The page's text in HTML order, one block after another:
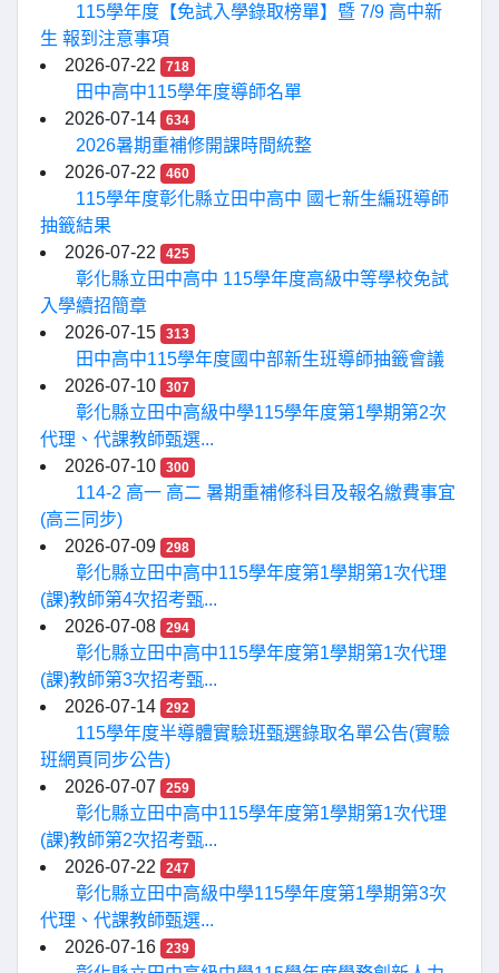
115學年度【免試入學錄取榜單】暨 7/9 高中新
生 報到注意事項
2026-07-22
718
田中高中115學年度導師名單
2026-07-14
634
2026暑期重補修開課時間統整
2026-07-22
460
115學年度彰化縣立田中高中 國七新生編班導師
抽籤結果
2026-07-22
425
彰化縣立田中高中 115學年度高級中等學校免試
入學續招簡章
2026-07-15
313
田中高中115學年度國中部新生班導師抽籤會議
2026-07-10
307
彰化縣立田中高級中學115學年度第1學期第2次
代理、代課教師甄選...
2026-07-10
300
114-2 高一 高二 暑期重補修科目及報名繳費事宜
(高三同步)
2026-07-09
298
彰化縣立田中高中115學年度第1學期第1次代理
(課)教師第4次招考甄...
2026-07-08
294
彰化縣立田中高中115學年度第1學期第1次代理
(課)教師第3次招考甄...
2026-07-14
292
115學年度半導體實驗班甄選錄取名單公告(實驗
班網頁同步公告)
2026-07-07
259
彰化縣立田中高中115學年度第1學期第1次代理
(課)教師第2次招考甄...
2026-07-22
247
彰化縣立田中高級中學115學年度第1學期第3次
代理、代課教師甄選...
2026-07-16
239